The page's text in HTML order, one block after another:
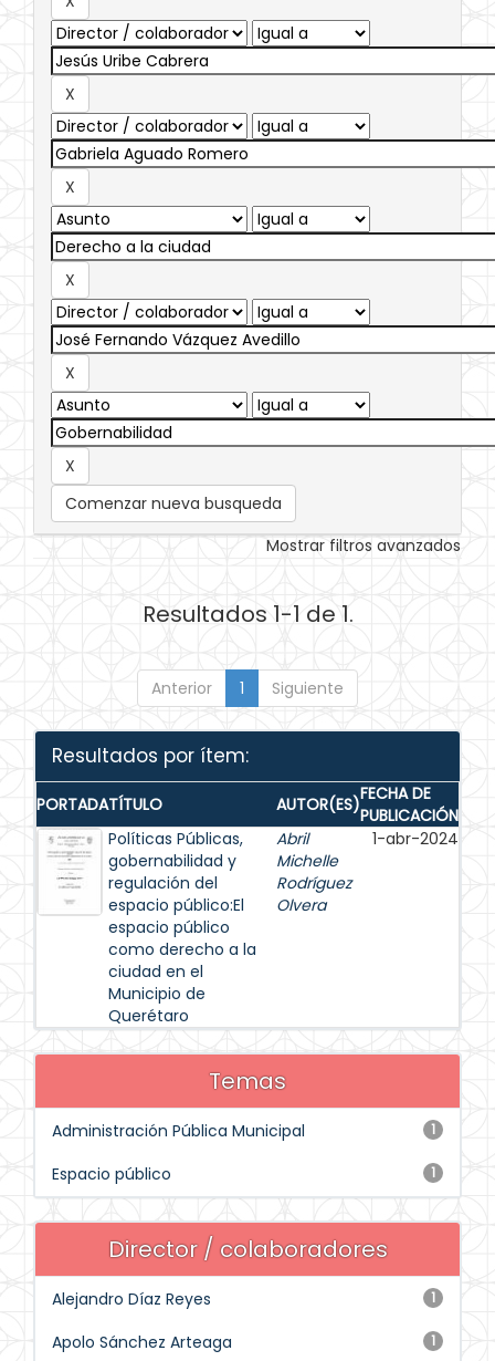
Comenzar nueva busqueda
Mostrar filtros avanzados
Resultados 1-1 de 1.
Anterior 1 Siguiente
Resultados por ítem:
PORTADATÍTULO AUTOR(ES)FECHA DE
PUBLICACIÓN
Políticas Públicas,
gobernabilidad y
regulación del
espacio público:El
espacio público
como derecho a la
ciudad en el
Municipio de
Querétaro
Abril
Michelle
Rodríguez
Olvera
1-abr-2024
Temas
1
Administración Pública Municipal
1
Espacio público
Director / colaboradores
1
Alejandro Díaz Reyes
1
Apolo Sánchez Arteaga